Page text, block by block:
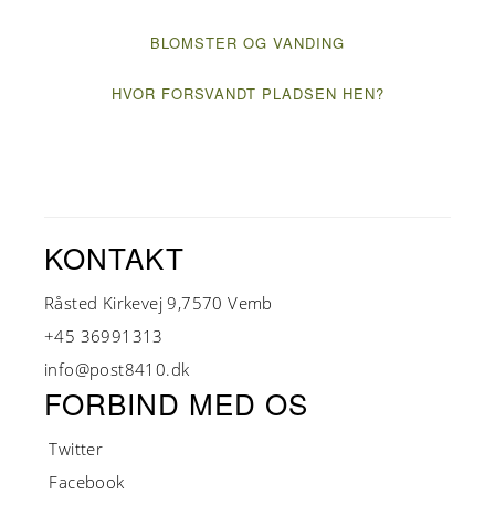
BLOMSTER OG VANDING
HVOR FORSVANDT PLADSEN HEN?
KONTAKT
Råsted Kirkevej 9,7570 Vemb
+45 36991313
info@post8410.dk
FORBIND MED OS
Twitter
Facebook